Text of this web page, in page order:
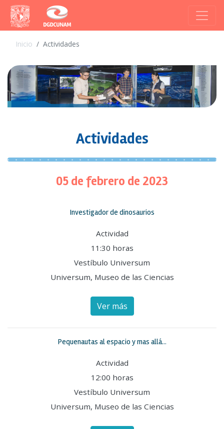
Inicio Actividades
Actividades
05 de febrero de 2023
Investigador de dinosaurios
Actividad
11:30 horas
Vestíbulo Universum
Universum, Museo de las Ciencias
Ver más
Pequenautas al espacio y mas allá...
Actividad
12:00 horas
Vestíbulo Universum
Universum, Museo de las Ciencias